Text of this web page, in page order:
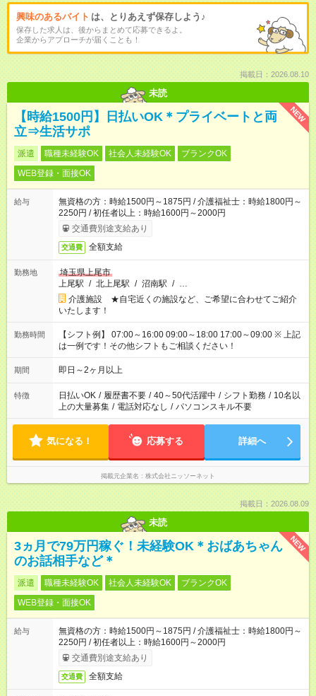
興味のあるバイト は、とりあえず保存しよう♪
保存した求人は、後からまとめて応募できるよ。
企業からアプローチが届くことも！
掲載日：2026.08.10
未読
NEW
【時給1500円】日払いOK＊プライベートと両
立⇒生活サポ
派遣 職種未経験OK 社会人未経験OK
ブランクOK
WEB登録・面接OK
給与
無資格の方：時給1500円～1875円 / 介護福祉士：時給1800円～
2250円 / 初任者以上：時給1600円～2000円
交通費別途支給あり
交通費 全額支給
勤務地
埼玉県上尾市
上尾駅 / 北上尾駅 / 沼南駅 / …
介護施設 ★自宅近くの施設など、ご希望に合わせてご紹介
いたします！
勤務時間
【シフト例】 07:00～16:00 09:00～18:00 17:00～09:00 ※ 上記
は一例です！その他シフトもご相談ください！
期間 即日～2ヶ月以上
特徴 日払いOK / 履歴書不要 / 40～50代活躍中 / シフト勤務 / 10名以
上の大量募集 / 電話対応なし / パソコンスキル不要
気になる！ 応募する 詳細へ
掲載元企業名 株式会社ニッソーネット
掲載日：2026.08.09
未読
NEW
3ヵ月で79万円稼ぐ！未経験OK＊おばあちゃん
のお話相手など＊
派遣 職種未経験OK 社会人未経験OK
ブランクOK
WEB登録・面接OK
給与
無資格の方：時給1500円～1875円 / 介護福祉士：時給1800円～
2250円 / 初任者以上：時給1600円～2000円
交通費別途支給あり
交通費 全額支給